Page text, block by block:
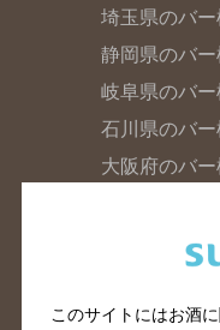
埼玉県のバー
静岡県のバー
岐阜県のバー
石川県のバー
大阪府のバー
滋賀県のバー
山口県のバ
このサイトにはお酒